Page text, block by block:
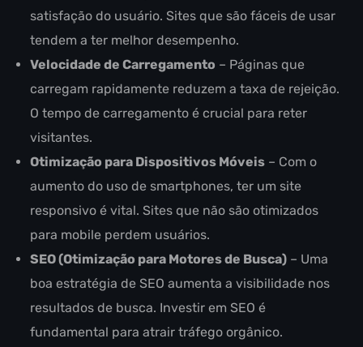
satisfação do usuário. Sites que são fáceis de usar
tendem a ter melhor desempenho.
Velocidade de Carregamento – Páginas que
carregam rapidamente reduzem a taxa de rejeição.
O tempo de carregamento é crucial para reter
visitantes.
Otimização para Dispositivos Móveis – Com o
aumento do uso de smartphones, ter um site
responsivo é vital. Sites que não são otimizados
para mobile perdem usuários.
SEO (Otimização para Motores de Busca) – Uma
boa estratégia de SEO aumenta a visibilidade nos
resultados de busca. Investir em SEO é
fundamental para atrair tráfego orgânico.